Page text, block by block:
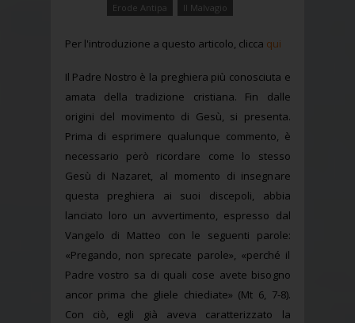
Erode Antipa
Il Malvagio
Per l'introduzione a questo articolo, clicca qui
Il Padre Nostro è la preghiera più conosciuta e
amata della tradizione cristiana. Fin dalle
origini del movimento di Gesù, si presenta.
Prima di esprimere qualunque commento, è
necessario però ricordare come lo stesso
Gesù di Nazaret, al momento di insegnare
questa preghiera ai suoi discepoli, abbia
lanciato loro un avvertimento, espresso dal
Vangelo di Matteo con le seguenti parole:
«Pregando, non sprecate parole», «perché il
Padre vostro sa di quali cose avete bisogno
ancor prima che gliele chiediate» (Mt 6, 7-8).
Con ciò, egli già aveva caratterizzato la